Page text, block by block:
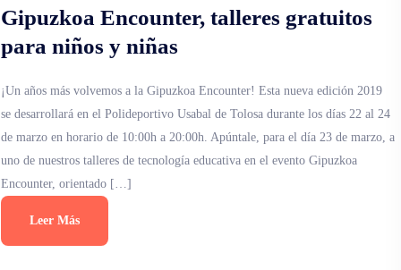
Gipuzkoa Encounter, talleres gratuitos
para niños y niñas
¡Un años más volvemos a la Gipuzkoa Encounter! Esta nueva edición 2019
se desarrollará en el Polideportivo Usabal de Tolosa durante los días 22 al 24
de marzo en horario de 10:00h a 20:00h. Apúntale, para el día 23 de marzo, a
uno de nuestros talleres de tecnología educativa en el evento Gipuzkoa
Encounter, orientado […]
Leer Más